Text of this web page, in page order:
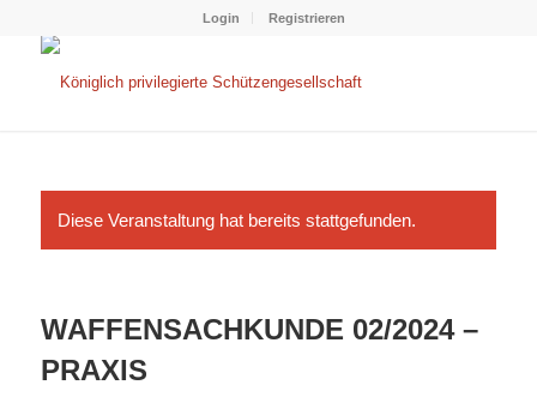
Login Registrieren
Diese Veranstaltung hat bereits stattgefunden.
WAFFENSACHKUNDE 02/2024 –
PRAXIS